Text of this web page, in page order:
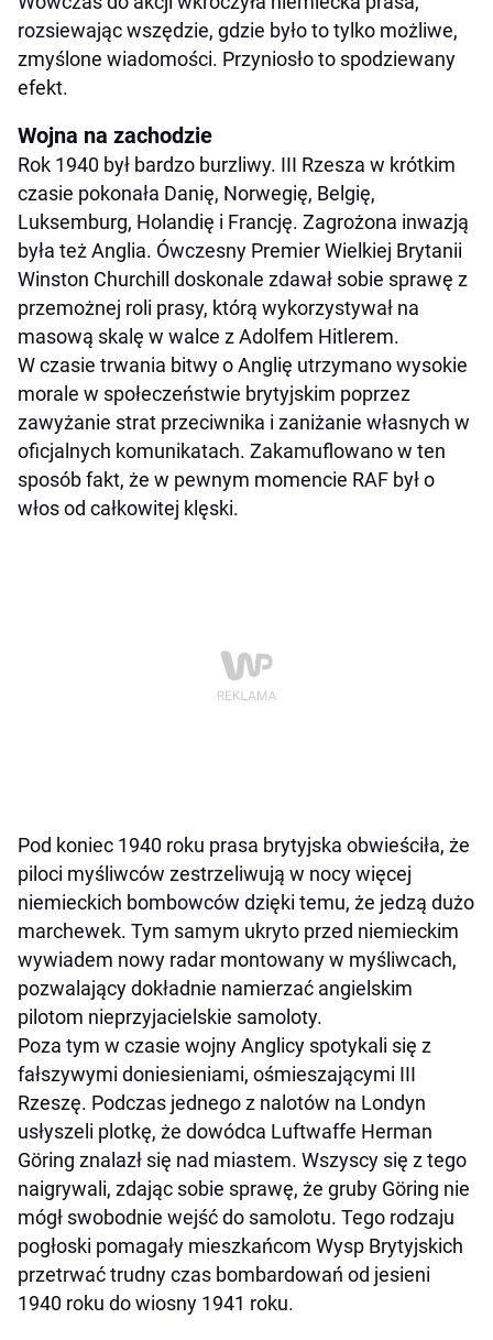
rozsiewając wszędzie, gdzie było to tylko możliwe,
zmyślone wiadomości. Przyniosło to spodziewany
efekt.
Wojna na zachodzie
Rok 1940 był bardzo burzliwy. III Rzesza w krótkim
czasie pokonała Danię, Norwegię, Belgię,
Luksemburg, Holandię i Francję. Zagrożona inwazją
była też Anglia. Ówczesny Premier Wielkiej Brytanii
Winston Churchill doskonale zdawał sobie sprawę z
przemożnej roli prasy, którą wykorzystywał na
masową skalę w walce z Adolfem Hitlerem.
W czasie trwania bitwy o Anglię utrzymano wysokie
morale w społeczeństwie brytyjskim poprzez
zawyżanie strat przeciwnika i zaniżanie własnych w
oficjalnych komunikatach. Zakamuflowano w ten
sposób fakt, że w pewnym momencie RAF był o
włos od całkowitej klęski.
Pod koniec 1940 roku prasa brytyjska obwieściła, że
piloci myśliwców zestrzeliwują w nocy więcej
niemieckich bombowców dzięki temu, że jedzą dużo
marchewek. Tym samym ukryto przed niemieckim
wywiadem nowy radar montowany w myśliwcach,
pozwalający dokładnie namierzać angielskim
pilotom nieprzyjacielskie samoloty.
Poza tym w czasie wojny Anglicy spotykali się z
fałszywymi doniesieniami, ośmieszającymi III
Rzeszę. Podczas jednego z nalotów na Londyn
usłyszeli plotkę, że dowódca Luftwaffe Herman
Göring znalazł się nad miastem. Wszyscy się z tego
naigrywali, zdając sobie sprawę, że gruby Göring nie
mógł swobodnie wejść do samolotu. Tego rodzaju
pogłoski pomagały mieszkańcom Wysp Brytyjskich
przetrwać trudny czas bombardowań od jesieni
1940 roku do wiosny 1941 roku.